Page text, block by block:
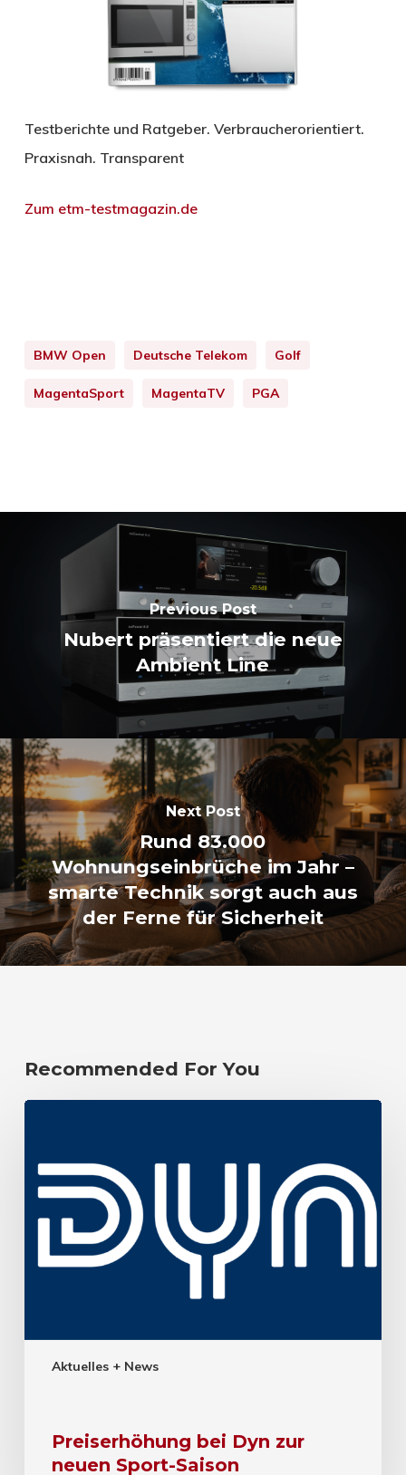
Testberichte und Ratgeber. Verbraucherorientiert.
Praxisnah. Transparent
Zum etm-testmagazin.de
BMW Open Deutsche Telekom Golf
MagentaSport MagentaTV PGA
Previous Post
Nubert präsentiert die neue
Ambient Line
Next Post
Rund 83.000
Wohnungseinbrüche im Jahr –
smarte Technik sorgt auch aus
der Ferne für Sicherheit
Recommended For You
Aktuelles + News
Preiserhöhung bei Dyn zur
neuen Sport-Saison